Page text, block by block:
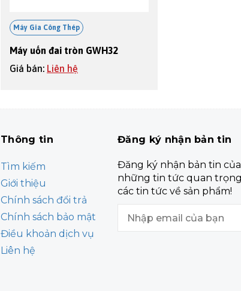
Máy Gia Công Thép
Máy uốn đai tròn GWH32
Giá bán: Liên hệ
Thông tin
Tìm kiếm
Giới thiệu
Chính sách đổi trả
Chính sách bảo mật
Điều khoản dịch vụ
Liên hệ
Đăng ký nhận bản tin
Đăng ký nhận bản tin
những tin tức quan
các tin tức về sản phẩm!